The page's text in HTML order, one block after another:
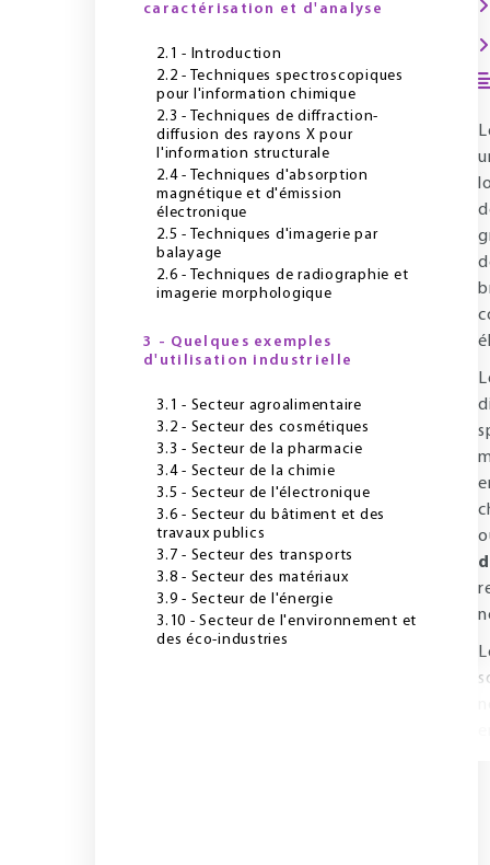
caractérisation et d'analyse
2.1 - Introduction
2.2 - Techniques spectroscopiques
pour l'information chimique
2.3 - Techniques de diffraction-
diffusion des rayons X pour
l'information structurale
2.4 - Techniques d'absorption
magnétique et d'émission
électronique
2.5 - Techniques d'imagerie par
balayage
2.6 - Techniques de radiographie et
imagerie morphologique
3 - Quelques exemples
d'utilisation industrielle
3.1 - Secteur agroalimentaire
3.2 - Secteur des cosmétiques
3.3 - Secteur de la pharmacie
3.4 - Secteur de la chimie
3.5 - Secteur de l'électronique
3.6 - Secteur du bâtiment et des
travaux publics
3.7 - Secteur des transports
3.8 - Secteur des matériaux
3.9 - Secteur de l'énergie
3.10 - Secteur de l'environnement et
des éco-industries